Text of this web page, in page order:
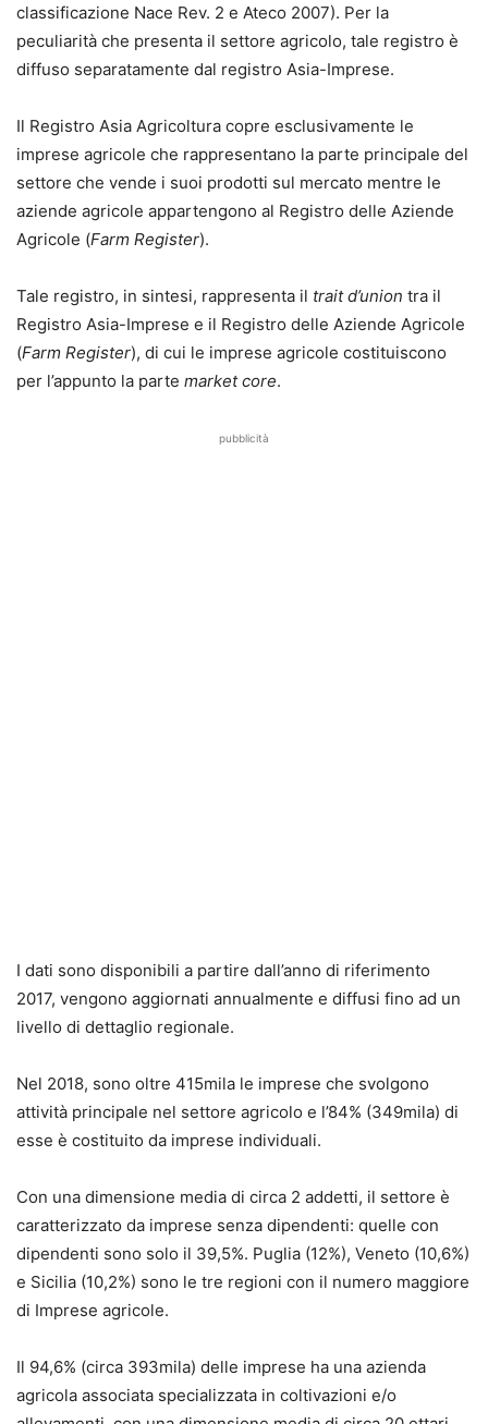
classificazione Nace Rev. 2 e Ateco 2007). Per la
peculiarità che presenta il settore agricolo, tale registro è
diffuso separatamente dal registro Asia-Imprese.
Il Registro Asia Agricoltura copre esclusivamente le
imprese agricole che rappresentano la parte principale del
settore che vende i suoi prodotti sul mercato mentre le
aziende agricole appartengono al Registro delle Aziende
Agricole (Farm Register).
Tale registro, in sintesi, rappresenta il trait d’union tra il
Registro Asia-Imprese e il Registro delle Aziende Agricole
(Farm Register), di cui le imprese agricole costituiscono
per l’appunto la parte market core.
pubblicità
I dati sono disponibili a partire dall’anno di riferimento
2017, vengono aggiornati annualmente e diffusi fino ad un
livello di dettaglio regionale.
Nel 2018, sono oltre 415mila le imprese che svolgono
attività principale nel settore agricolo e l’84% (349mila) di
esse è costituito da imprese individuali.
Con una dimensione media di circa 2 addetti, il settore è
caratterizzato da imprese senza dipendenti: quelle con
dipendenti sono solo il 39,5%. Puglia (12%), Veneto (10,6%)
e Sicilia (10,2%) sono le tre regioni con il numero maggiore
di Imprese agricole.
Il 94,6% (circa 393mila) delle imprese ha una azienda
agricola associata specializzata in coltivazioni e/o